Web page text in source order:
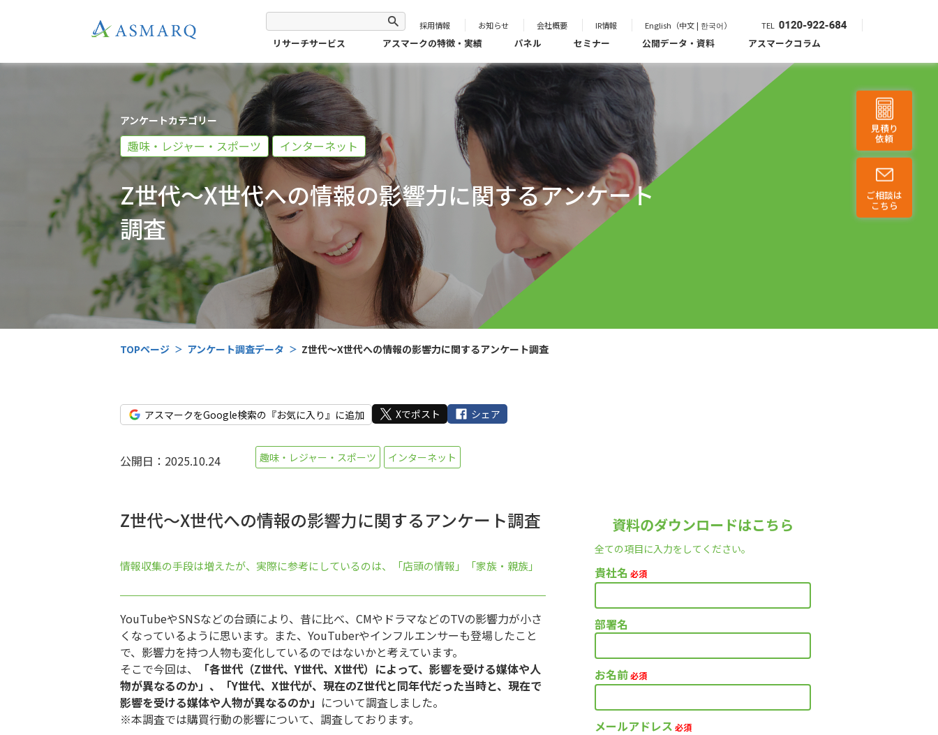
採用情報 お知らせ 会社概要 IR情報 English（中文 | 한국어） TEL
リサーチサービス アスマークの特徴・実績 パネル セミナー 公開データ・資料 アスマークコラム
見積り
依頼
ご相談は
こちら
アンケートカテゴリー
趣味・レジャー・スポーツ インターネット
Z世代～X世代への情報の影響力に関するアンケート
調査
TOPページ アンケート調査データ Z世代～X世代への情報の影響力に関するアンケート調査
アスマークをGoogle検索の『お気に入り』に追加 Xでポスト シェア
公開日：2025.10.24 趣味・レジャー・スポーツ インターネット
Z世代～X世代への情報の影響力に関するアンケート調査
情報収集の手段は増えたが、実際に参考にしているのは、「店頭の情報」「家族・親族」
YouTubeやSNSなどの台頭により、昔に比べ、CMやドラマなどのTVの影響力が小さ
くなっているように思います。また、YouTuberやインフルエンサーも登場したこと
で、影響力を持つ人物も変化しているのではないかと考えています。
そこで今回は、
「各世代（Z世代、Y世代、X世代）によって、影響を受ける媒体や人
物が異なるのか」、「Y世代、X世代が、現在のZ世代と同年代だった当時と、現在で
影響を受ける媒体や人物が異なるのか」 について調査しました。
※本調査では購買行動の影響について、調査しております。
資料のダウンロードはこちら
全ての項目に入力をしてください。
貴社名 必須
部署名
お名前必須
メールアドレス 必須